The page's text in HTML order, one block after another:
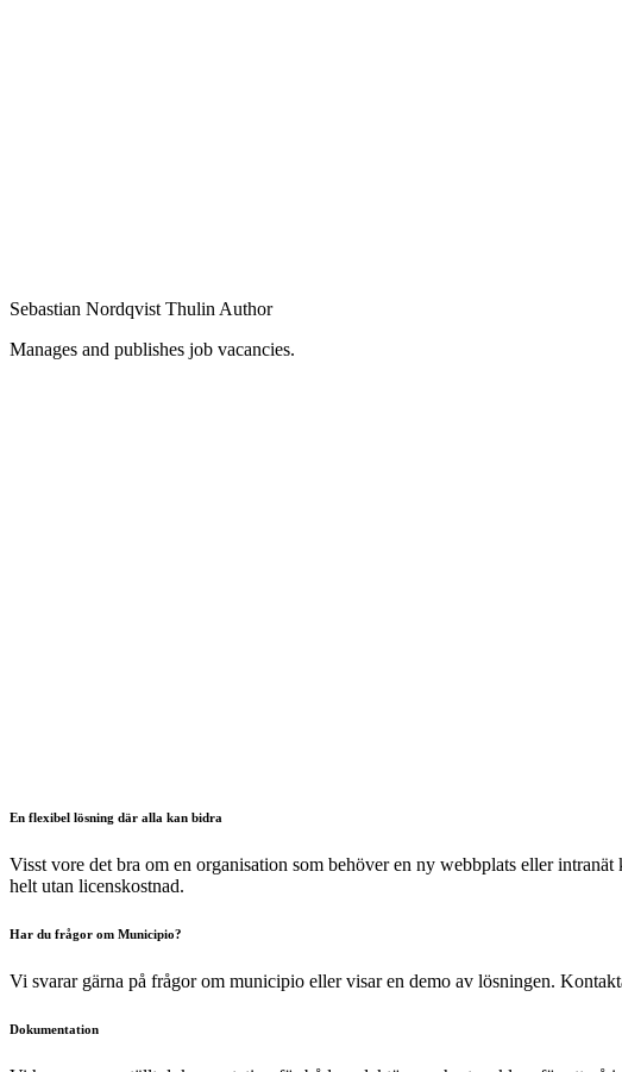
Sebastian Nordqvist Thulin Author
Manages and publishes job vacancies.
En flexibel lösning där alla kan bidra
Visst vore det bra om en organisation som behöver en ny webbplats eller
helt utan licenskostnad.
Har du frågor om Municipio?
Vi svarar gärna på frågor om municipio eller visar en demo av lösningen.
Dokumentation